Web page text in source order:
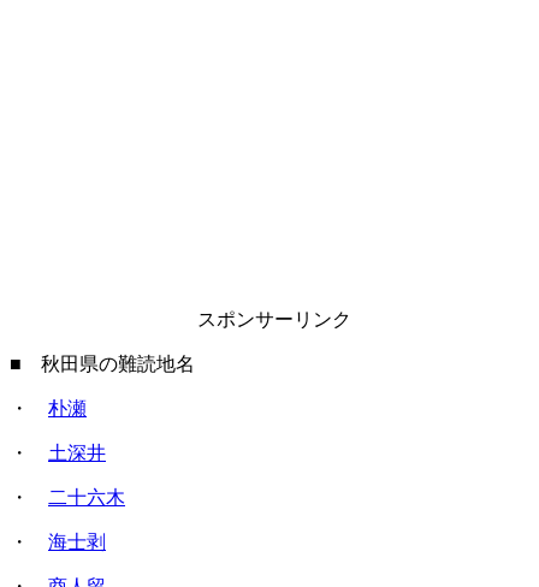
スポンサーリンク
■ 秋田県の難読地名
・ 朴瀬
・ 土深井
・ 二十六木
・ 海士剥